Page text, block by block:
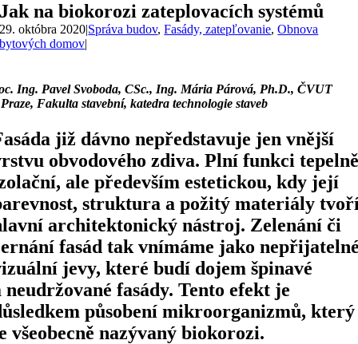
Jak na biokorozi zateplovacích systémů
29. októbra 2020|Správa budov,Fasády, zatepľovanie,Obnova
bytových domov|
Ing. Pavel Svoboda, CSc., Ing. Mária Párová, Ph.D.,ČVUT
Fakulta stavební, katedra technologie staveb
již dávno nepředstavuje jen vnější
obvodového zdiva. Plní funkci
ale především estetickou, kdy její
struktura a požitý materiály
architektonický nástroj. Zelenání či
fasád tak vnímáme jako
jevy, které budí dojem špinavé
neudržované fasády. Tento efekt je
působení mikroorganizmů, který
všeobecně nazývaný biokorozi.